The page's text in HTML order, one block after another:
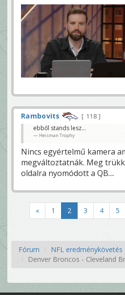
Rambovits
118
ebből stands lesz...
Heisman Trophy
Nincs egyértelmű kamera
megváltoztatnák. Meg
oldalra nyomódott a QB....
« 1 2 3 4 5
Fórum
NFL eredménykövetés
Denver Broncos - Cleveland